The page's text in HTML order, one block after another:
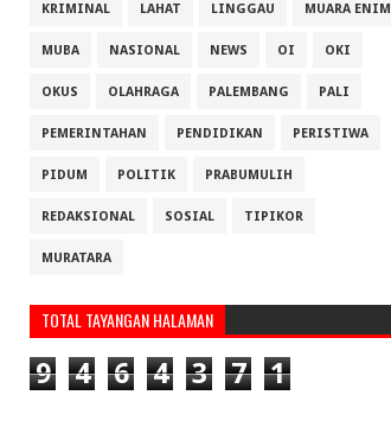
KRIMINAL LAHAT LINGGAU MUARA ENIM
MUBA NASIONAL NEWS OI OKI
OKUS OLAHRAGA PALEMBANG PALI
PEMERINTAHAN PENDIDIKAN PERISTIWA
PIDUM POLITIK PRABUMULIH
REDAKSIONAL SOSIAL TIPIKOR
MURATARA
TOTAL TAYANGAN HALAMAN
9 4 6 4 3 7 1